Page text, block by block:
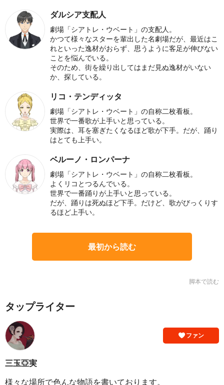
ダルシア支配人
劇場「シアトレ・ウベート」の支配人。
かつて様々なスターを輩出した名劇場だが、最近はこ
れといった逸材がおらず、思うように客足が伸びない
ことを悩んでいる。
そのため、街を繰り出してはまだ見ぬ逸材がいない
か、探している。
リコ・テンディッタ
劇場「シアトレ・ウベート」の自称二枚看板。
世界で一番歌が上手いと思っている。
実際は、耳を塞ぎたくなるほど歌が下手。だが、踊り
はとても上手い。
ベルーノ・ロンパーナ
劇場「シアトレ・ウベート」の自称二枚看板。
よくリコとつるんでいる。
世界で一番踊りが上手いと思っている。
だが、踊りは死ぬほど下手。だけど、歌がびっくりす
るほど上手い。
最初から読む
脚本で読む
タップライター
ファン
三玉亞実
様々な場所で色んな物語を書いております。